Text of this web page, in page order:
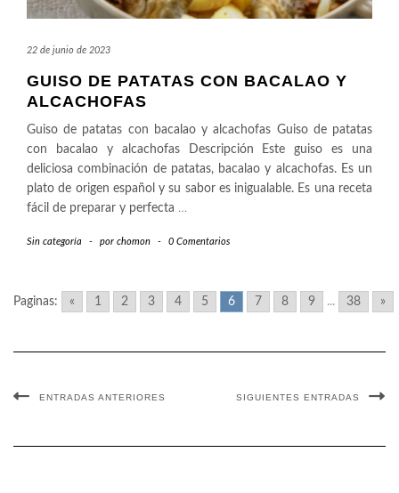
22 de junio de 2023
GUISO DE PATATAS CON BACALAO Y
ALCACHOFAS
Guiso de patatas con bacalao y alcachofas Guiso de patatas
con bacalao y alcachofas Descripción Este guiso es una
deliciosa combinación de patatas, bacalao y alcachofas. Es un
plato de origen español y su sabor es inigualable. Es una receta
fácil de preparar y perfecta …
Sin categoría - por chomon - 0 Comentarios
Paginas: « 1 2 3 4 5 6 7 8 9 ... 38 »
ENTRADAS ANTERIORES SIGUIENTES ENTRADAS